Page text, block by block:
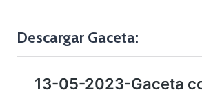
Descargar Gaceta: